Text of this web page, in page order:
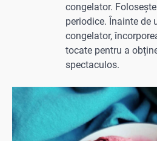
congelator.
periodice. Înainte de
congelator,
tocate pentru a
spectaculos.